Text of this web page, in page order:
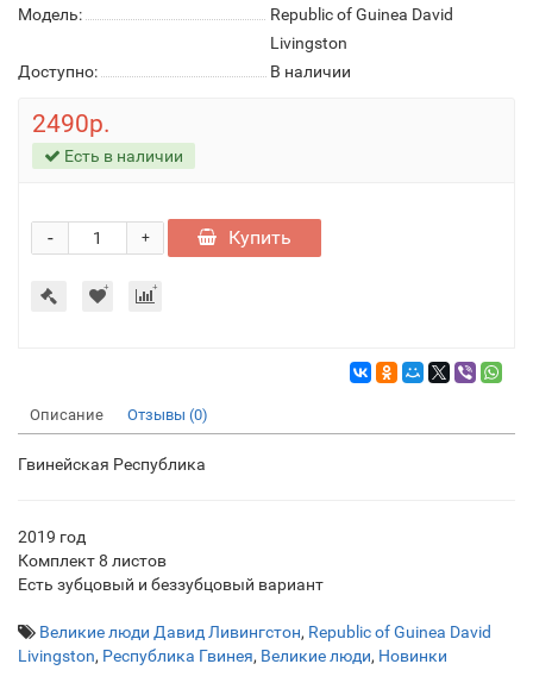
Модель:
Republic of Guinea David
Livingston
Доступно:
В наличии
2490р.
Есть в наличии
+
- Купить
Описание Отзывы (0)
Гвинейская Республика
2019 год
Комплект 8 листов
Есть зубцовый и беззубцовый вариант
Великие люди Давид Ливингстон, Republic of Guinea David
Livingston, Республика Гвинея, Великие люди, Новинки